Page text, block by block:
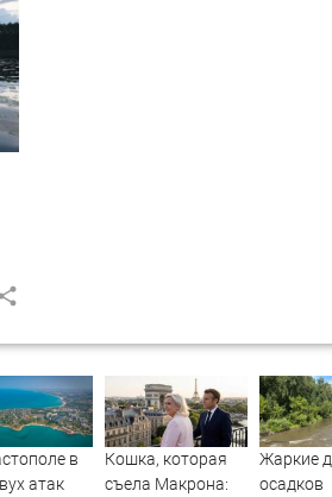
в
атак
Кошка, которая
съела Макрона:
Жаркие
осадков